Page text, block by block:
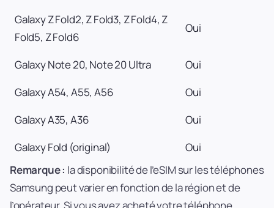
Galaxy Z Fold2, Z Fold3, Z Fold4, Z
Fold5, Z Fold6
Oui
Galaxy Note 20, Note 20 Ultra
Oui
Galaxy A54, A55, A56
Oui
Galaxy A35, A36
Oui
Galaxy Fold (original)
Oui
Remarque : la disponibilité de l’eSIM sur les téléphones
Samsung peut varier en fonction de la région et de
l’opérateur. Si vous avez acheté votre téléphone